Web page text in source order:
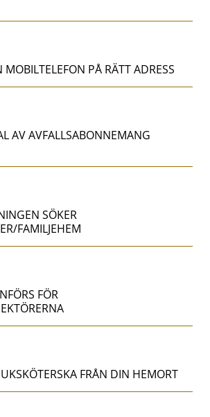
MOBILTELEFON PÅ RÄTT ADRESS
AV AVFALLSABONNEMANG
SÖKER
FAMILJEHEM
FÖR
FRÅN DIN HEMORT